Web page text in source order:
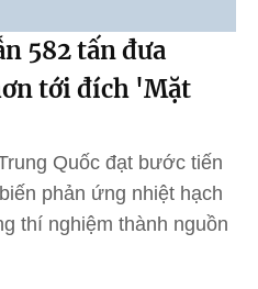
582 tấn đưa
tới đích 'Mặt
Quốc đạt bước tiến
phản ứng nhiệt hạch
thí nghiệm thành nguồn